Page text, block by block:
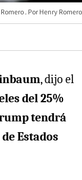
Henry Romero
, dijo el
del 25%
tendrá
Estados